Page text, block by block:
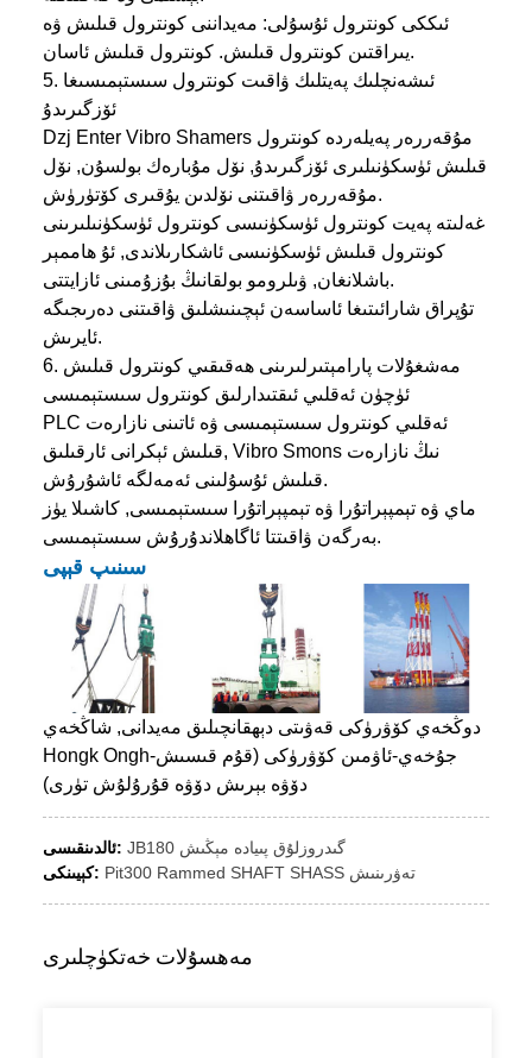
ئىككى كونترول ئۇسۇلى: مەيداننى كونترول قىلىش ۋە
يىراقتىن كونترول قىلىش. كونترول قىلىش ئاسان.
5. ئىشەنچلىك پەيتلىك ۋاقىت كونترول سىستېمىسىغا
ئۆزگىرىدۇ
Dzj Enter Vibro Shamers مۇقەررەر پەيلەردە كونترول
قىلىش ئۈسكۈنىلىرى ئۆزگىرىدۇ, نۆل مۇبارەك بولسۇن, نۆل
مۇقەررەر ۋاقىتنى نۆلدىن يۇقىرى كۆتۈرۈش.
غەلىتە پەيت كونترول ئۈسكۈنىسى كونترول ئۈسكۈنىلىرىنى
كونترول قىلىش ئۈسكۈنىسى ئاشكارىلاندى, ئۇ ھاممېر
باشلانغان, ۋىلرومو بولقانىڭ بۇزۇمىنى ئازايتتى.
تۇپراق شارائىتىغا ئاساسەن ئېچىنىشلىق ۋاقىتنى دەرىجىگە
ئايرىش.
6. مەشغۇلات پارامېتىرلىرىنى ھەقىقىي كونترول قىلىش
ئۈچۈن ئەقلىي ئىقتىدارلىق كونترول سىستېمىسى
PLC ئەقلىي كونترول سىستېمىسى ۋە ئاتىنى نازارەت
قىلىش ئېكرانى ئارقىلىق, Vibro Smons نىڭ نازارەت
قىلىش ئۇسۇلىنى ئەمەلگە ئاشۇرۇش.
ماي ۋە تېمپېراتۇرا ۋە تېمپېراتۇرا سىستېمىسى, كاشىلا يۈز
بەرگەن ۋاقىتتا ئاگاھلاندۇرۇش سىستېمىسى.
سىنىپ قېپى
دوڭخەي كۆۋرۈكى قەۋىتى دېھقانچىلىق مەيدانى, شاڭخەي
Hongk Ongh-جۇخەي-ئاۋمىن كۆۋرۈكى (قۇم قىسىش
دۆۋە بېرىش دۆۋە قۇرۇلۇش تۈرى)
ئالدىنقىسى:
JB180 گىدروزلۇق پىيادە مېڭىش
كېيىنكى:
Pit300 Rammed SHAFT SHASS تەۋرىنىش
مەھسۇلات خەتكۈچلىرى